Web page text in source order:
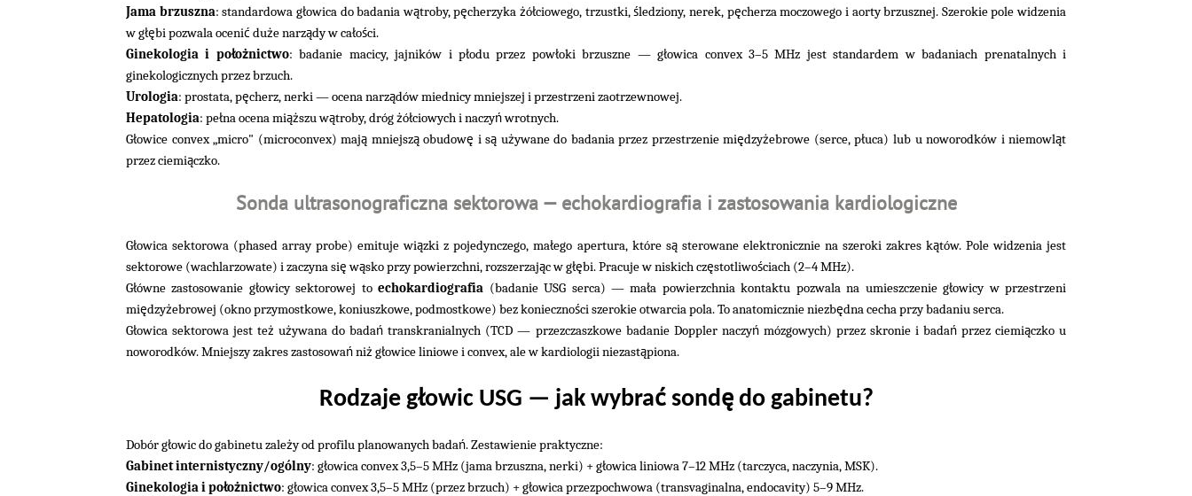
Jama brzuszna: standardowa głowica do badania wątroby, pęcherzykażółciowego, trzustki,śledziony, nerek, pęcherza moczowego i aorty brzusznej. Szerokie pole widzenia
w głębi pozwala ocenić duże narządy w całości.
Ginekologia i położnictwo: badanie macicy, jajników i płodu przez powłoki brzuszne — głowica convex 3–5 MHz jest standardem w badaniach prenatalnych i
ginekologicznych przez brzuch.
Urologia: prostata, pęcherz, nerki — ocena narządów miednicy mniejszej i przestrzeni zaotrzewnowej.
Hepatologia: pełna ocena miąższu wątroby, drógżółciowych i naczyńwrotnych.
Głowice convex „micro" (microconvex) mają mniejsząobudowę i są używane do badania przez przestrzenie międzyżebrowe (serce, płuca) lub u noworodków i niemowląt
przez ciemiączko.
Sonda ultrasonograficzna sektorowa — echokardiografia i zastosowania kardiologiczne
Głowica sektorowa (phased array probe) emituje wiązki z pojedynczego, małego apertura, które sąsterowane elektronicznie na szeroki zakres kątów. Pole widzenia jest
sektorowe (wachlarzowate) i zaczyna sięwąsko przy powierzchni, rozszerzając w głębi. Pracuje w niskich częstotliwościach (2–4 MHz).
Główne zastosowanie głowicy sektorowej toechokardiografia (badanie USG serca) — mała powierzchnia kontaktu pozwala na umieszczenie głowicy w przestrzeni
międzyżebrowej (okno przymostkowe, koniuszkowe, podmostkowe) bez konieczności szerokie otwarcia pola. To anatomicznie niezbędna cecha przy badaniu serca.
Głowica sektorowa jest też używana do badań transkranialnych (TCD — przezczaszkowe badanie Doppler naczyńmózgowych) przez skronie i badańprzez ciemiączko u
noworodków. Mniejszy zakres zastosowańniż głowice liniowe i convex, ale w kardiologii niezastąpiona.
Rodzaje głowic USG — jak wybraćsondędo gabinetu?
Dobór głowic do gabinetu zależy od profilu planowanych badań. Zestawienie praktyczne:
Gabinet internistyczny/ogólny: głowica convex 3,5–5 MHz (jama brzuszna, nerki) + głowica liniowa 7–12 MHz (tarczyca, naczynia, MSK).
Ginekologia i położnictwo: głowica convex 3,5–5 MHz (przez brzuch) + głowica przezpochwowa (transvaginalna, endocavity) 5–9 MHz.